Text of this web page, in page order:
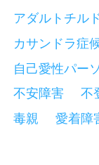
アダルトチル
カサンドラ症
自己愛性パー
不安障害
不
毒親
愛着障